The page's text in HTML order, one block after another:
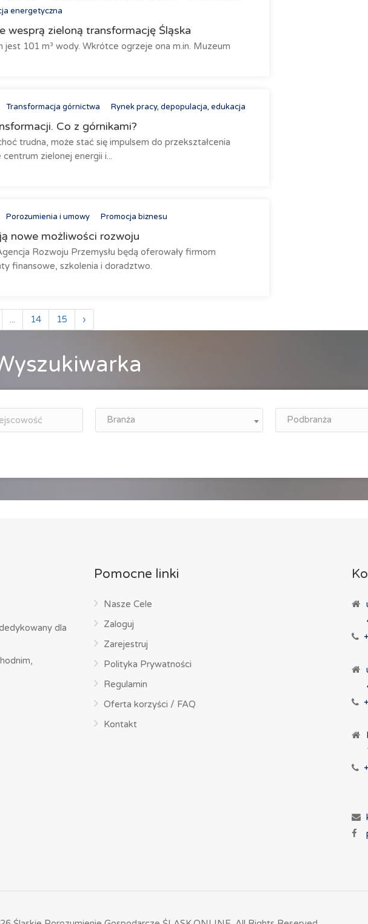
energetyczna
wesprą zieloną transformację Śląska
jest 101 m³ wody. Wkrótce ogrzeje ona m.in. Muzeum
Transformacja górnictwa Rynek pracy, depopulacja, edukacja
Co z górnikami?
trudna, może stać się impulsem do przekształcenia
zielonej energii i...
Porozumienia i umowy Promocja biznesu
nowe możliwości rozwoju
Rozwoju Przemysłu będą oferowały firmom
finansowe, szkolenia i doradztwo.
... 14 15 ›
Branża Podbranża
dla
Pomocne linki
Nasze Cele
Zaloguj
Zarejestruj
Polityka Prywatności
Regulamin
Oferta korzyści / FAQ
Kontakt